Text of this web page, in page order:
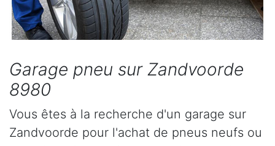
Garage pneu sur Zandvoorde
8980
Vous êtes à la recherche d'un garage sur
Zandvoorde pour l'achat de pneus neufs ou